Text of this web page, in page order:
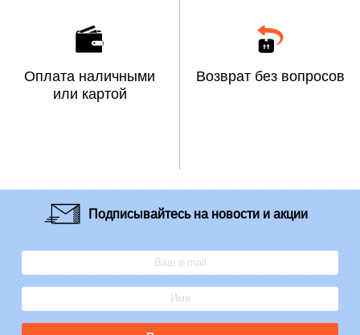
Оплата наличными
или картой
Возврат без вопросов
Подписывайтесьна новости и акции